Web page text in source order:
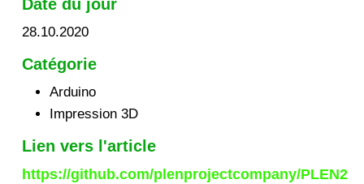
Date du jour
28.10.2020
Catégorie
Arduino
Impression 3D
Lien vers l'article
https://github.com/plenprojectcompany/PLEN2